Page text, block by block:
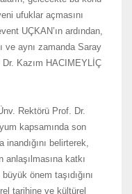
ufuklar açmasını
UÇKAN’ın ardından,
ve aynı zamanda Saray
Kazım HACIMEYLİÇ
Rektörü Prof. Dr.
kapsamında son
belirterek,
anlaşılmasına katkı
önem taşıdığını
tarihine ve kültürel